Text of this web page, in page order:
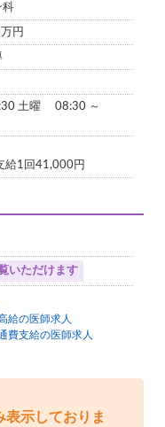
科
円
土曜 08:30 ～
1回41,000円
いただけます
給の医師求人
費支給の医師求人
表示しておりま